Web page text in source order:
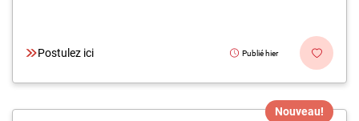
Postulez ici Publié hier
Nouveau!